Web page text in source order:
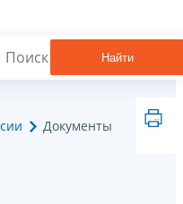
Найти
Документы